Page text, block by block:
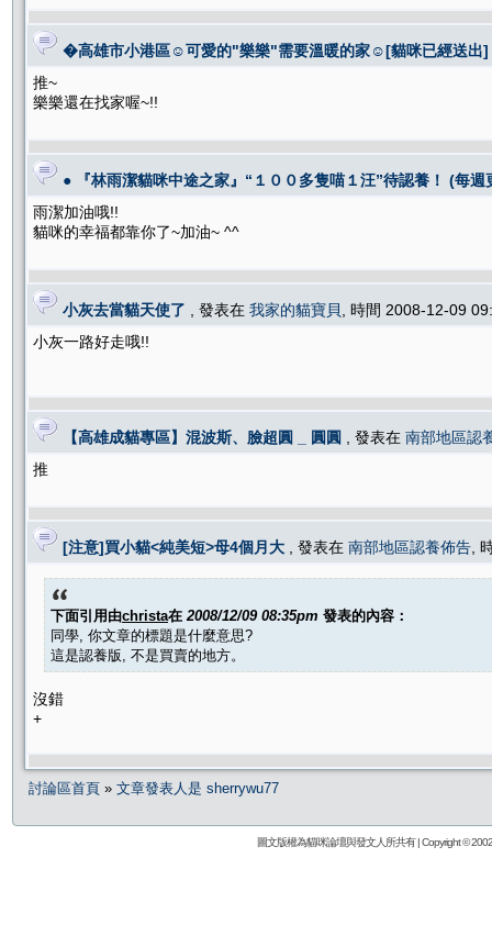
�高雄市小港區☺可愛的"樂樂"需要溫暖的家☺[貓咪已經送出]
推~
樂樂還在找家喔~!!
● 『林雨潔貓咪中途之家』“１００多隻喵１汪”待認養！ (每週
雨潔加油哦!!
貓咪的幸福都靠你了~加油~ ^^
小灰去當貓天使了 , 發表在 我家的貓寶貝
, 時間 2008-12-09
小灰一路好走哦!!
【高雄成貓專區】混波斯、臉超圓 _ 圓圓 , 發表在 南部地區認
推
[注意]買小貓<純美短>母4個月大 , 發表在 南部地區認養佈告 ,
下面引用由christa在 2008/12/09 08:35pm 發表的內容：
同學, 你文章的標題是什麼意思?
這是認養版, 不是買賣的地方。
沒錯
+
討論區首頁 » 文章發表人是 sherrywu77
圖文版權為貓咪論壇與發文人所共有 | Copyright ©